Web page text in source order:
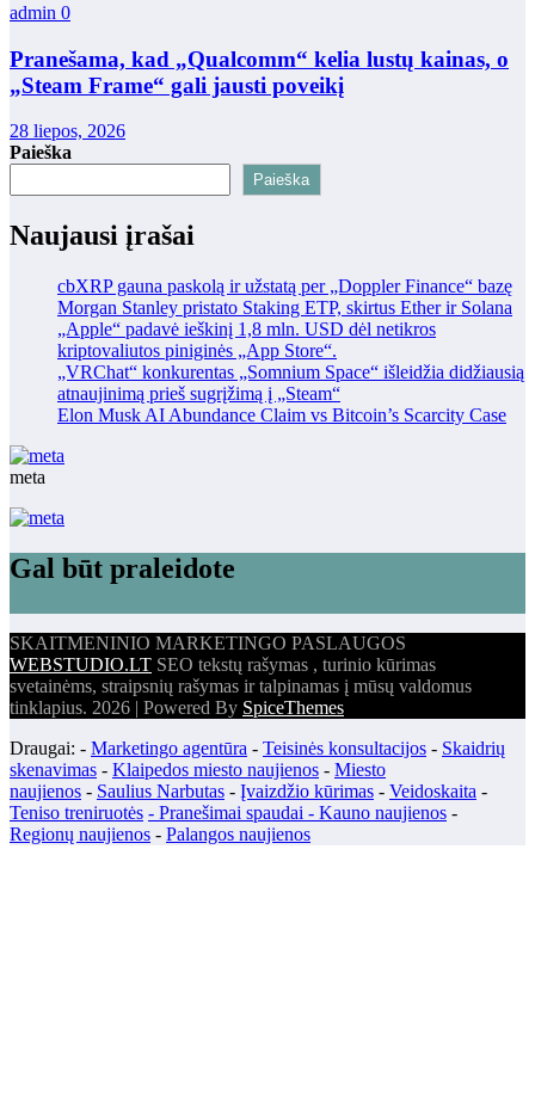
admin 0
Pranešama, kad „Qualcomm“ kelia lustų kainas, o
„Steam Frame“ gali jausti poveikį
28 liepos, 2026
Paieška
Paieška
Naujausi įrašai
cbXRP gauna paskolą ir užstatą per „Doppler Finance“ bazę
Morgan Stanley pristato Staking ETP, skirtus Ether ir Solana
„Apple“ padavė ieškinį 1,8 mln. USD dėl netikros
kriptovaliutos piniginės „App Store“.
„VRChat“ konkurentas „Somnium Space“ išleidžia didžiausią
atnaujinimą prieš sugrįžimą į „Steam“
Elon Musk AI Abundance Claim vs Bitcoin’s Scarcity Case
meta
Gal būt praleidote
SKAITMENINIO MARKETINGO PASLAUGOS
WEBSTUDIO.LT SEO tekstų rašymas , turinio kūrimas
svetainėms, straipsnių rašymas ir talpinamas į mūsų valdomus
tinklapius. 2026 | Powered By SpiceThemes
Draugai: - Marketingo agentūra - Teisinės konsultacijos - Skaidrių
skenavimas - Klaipedos miesto naujienos - Miesto
naujienos - Saulius Narbutas - Įvaizdžio kūrimas - Veidoskaita -
Teniso treniruotės - Pranešimai spaudai - Kauno naujienos -
Regionų naujienos - Palangos naujienos